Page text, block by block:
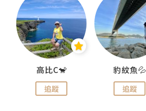
高比C🐒
追蹤
豹紋魚💦
追蹤